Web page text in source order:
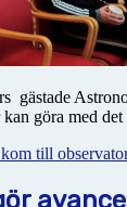
gästade
göra med
till